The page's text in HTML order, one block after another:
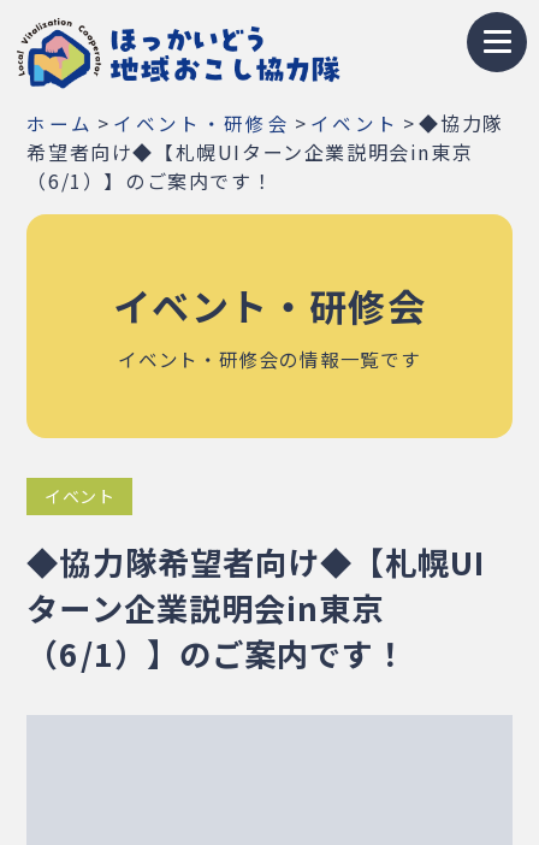
トップページ
地域おこし協力隊とは
募集情報
イベント・研修会
地域紹介
Q&A
・相談窓口・お問合せ・リンク集
・プライバシーポリシー
・サイトマップ
ホーム > イベント・研修会 > イベント >◆協力隊
希望者向け◆【札幌UIターン企業説明会in東京
（6/1）】のご案内です！
イベント・研修会
イベント・研修会の情報一覧です
イベント
◆協力隊希望者向け◆【札幌UI
ターン企業説明会in東京
（6/1）】のご案内です！